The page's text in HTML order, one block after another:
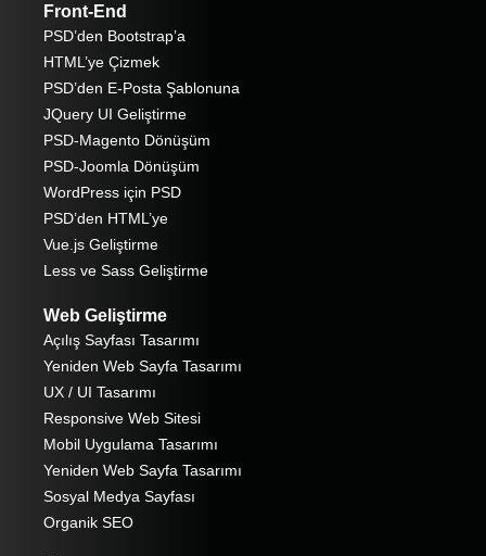
Front-End
PSD’den Bootstrap’a
HTML’ye Çizmek
PSD’den E-Posta Şablonuna
JQuery UI Geliştirme
PSD-Magento Dönüşüm
PSD-Joomla Dönüşüm
WordPress için PSD
PSD’den HTML’ye
Vue.js Geliştirme
Less ve Sass Geliştirme
Web Geliştirme
Açılış Sayfası Tasarımı
Yeniden Web Sayfa Tasarımı
UX / UI Tasarımı
Responsive Web Sitesi
Mobil Uygulama Tasarımı
Yeniden Web Sayfa Tasarımı
Sosyal Medya Sayfası
Organik SEO